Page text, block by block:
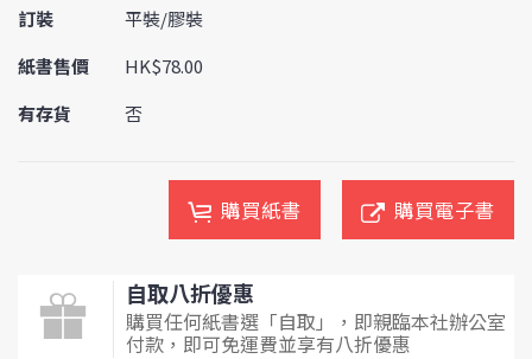
訂裝
平裝/膠裝
紙書售價
HK$78.00
有存貨
否
購買紙書 購買電子書
自取八折優惠
購買任何紙書選「自取」，即親臨本社辦公室
付款，即可免運費並享有八折優惠